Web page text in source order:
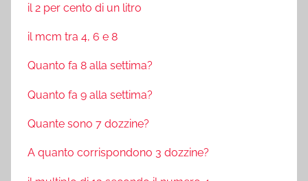
il 2 per cento di un litro
il mcm tra 4, 6 e 8
Quanto fa 8 alla settima?
Quanto fa 9 alla settima?
Quante sono 7 dozzine?
A quanto corrispondono 3 dozzine?